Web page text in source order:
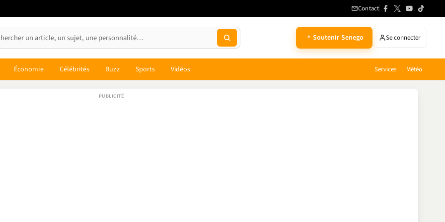
Contact
Soutenir Senego Se connecter
Économie Célébrités Buzz Sports Vidéos Services Météo